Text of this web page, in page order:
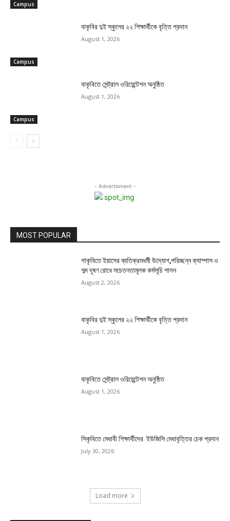
Campus
Campus
বাকৃবির দুই স্কুলের ২২ শিক্ষার্থীকে বৃত্তি প্রদান
August 1, 2026
Campus
বাকৃবিতে সেন্ট্রাল ওরিয়েন্টেশন অনুষ্ঠিত
August 1, 2026
- Advertisment -
MOST POPULAR
গাকৃবিতে ইয়াসের ব্যতিক্রমধর্মী উদ্যোগ,পরিচ্ছন্ন ক্যাম্পাস ও
শব্দ দূষণ রোধে সচেতনতামূলক কর্মসূচি পালন
August 2, 2026
বাকৃবির দুই স্কুলের ২২ শিক্ষার্থীকে বৃত্তি প্রদান
August 1, 2026
বাকৃবিতে সেন্ট্রাল ওরিয়েন্টেশন অনুষ্ঠিত
August 1, 2026
সিকৃবিতে মেধাবী শিক্ষার্থীদের ইউজিসি মেধাবৃত্তির চেক প্রদান
July 30, 2026
Load more